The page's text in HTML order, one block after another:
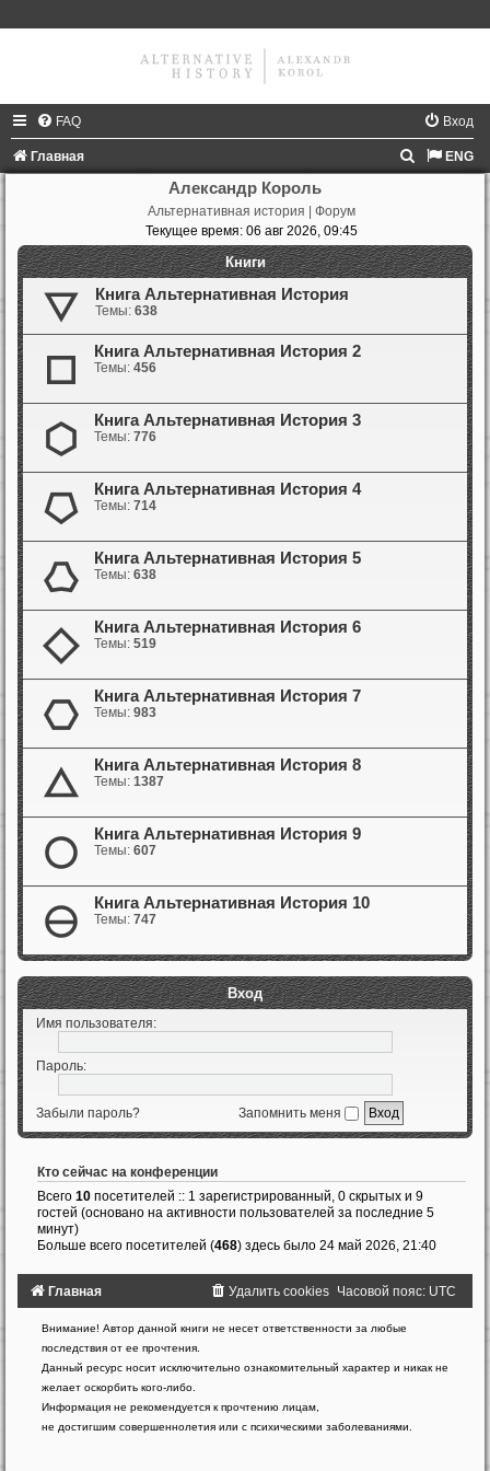
FAQ Вход
Главная ENG
к
Александр Король
Альтернативная история | Форум
Текущее время: 06 авг 2026, 09:45
Книги
Книга Альтернативная История
Темы: 638
Книга Альтернативная История 2
Темы: 456
Книга Альтернативная История 3
Темы: 776
Книга Альтернативная История 4
Темы: 714
Книга Альтернативная История 5
Темы: 638
Книга Альтернативная История 6
Темы: 519
Книга Альтернативная История 7
Темы: 983
Книга Альтернативная История 8
Темы: 1387
Книга Альтернативная История 9
Темы: 607
Книга Альтернативная История 10
Темы: 747
Вход
Имя пользователя:
Пароль:
Забыли пароль? Запомнить меня
Кто сейчас на конференции
Всего 10 посетителей :: 1 зарегистрированный, 0 скрытых и 9
гостей (основано на активности пользователей за последние 5
минут)
Больше всего посетителей (468) здесь было 24 май 2026, 21:40
Главная Часовой пояс: UTC
Удалить cookies
Внимание! Автор данной книги не несет ответственности за любые
последствия от ее прочтения.
Данный ресурс носит исключительно ознакомительный характер и никак не
желает оскорбить кого-либо.
Информация не рекомендуется к прочтению лицам,
не достигшим совершеннолетия или с психическими заболеваниями.
Создано
на
основе
phpBB®
Forum
Software